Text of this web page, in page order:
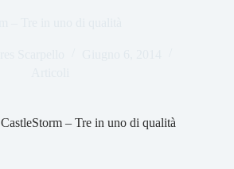
CastleStorm – Tre in uno di qualità